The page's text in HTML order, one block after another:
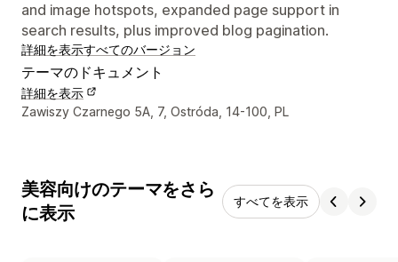
and image hotspots, expanded page support in
search results, plus improved blog pagination.
詳細を表示すべてのバージョン
テーマのドキュメント
詳細を表示
デザイナーの連絡先情報
Zawiszy Czarnego 5A, 7, Ostróda, 14-100, PL
美容向けのテーマをさら
に表示
すべてを表示